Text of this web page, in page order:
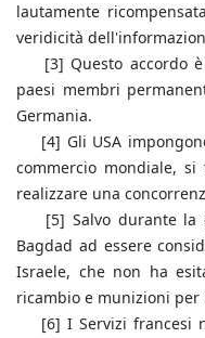
lautamente
veridicità
[3] Questo accordo è
paesi membri
Germania.
[4] Gli USA
commercio mondiale,
realizzare una
[5] Salvo durante la
Bagdad ad essere
Israele, che non ha
ricambio e munizioni
[6] I Servizi francesi